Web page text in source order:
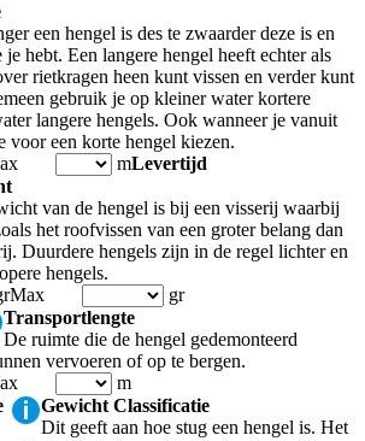
een hengel is des te zwaarder deze is en
hebt. Een langere hengel heeft echter als
rietkragen heen kunt vissen en verder kunt
gebruik je op kleiner water kortere
langere hengels. Ook wanneer je vanuit
voor een korte hengel kiezen.
m
van de hengel is bij een visserij waarbij
het roofvissen van een groter belang dan
Duurdere hengels zijn in de regel lichter en
hengels.
Max
gr
Transportlengte
De ruimte die de hengel gedemonteerd
vervoeren of op te bergen.
m
Gewicht Classificatie
Dit geeft aan hoe stug een hengel is. Het
Levertijd